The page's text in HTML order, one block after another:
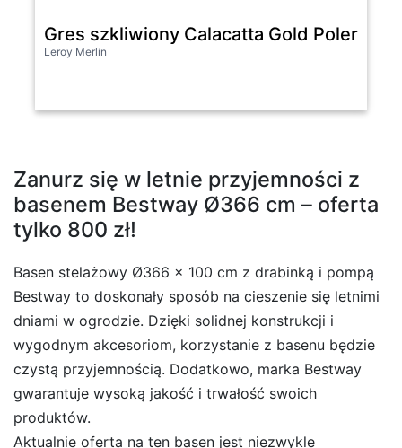
Gres szkliwiony Calacatta Gold Poler
Leroy Merlin
Zanurz się w letnie przyjemności z
basenem Bestway Ø366 cm – oferta
tylko 800 zł!
Basen stelażowy Ø366 x 100 cm z drabinką i pompą
Bestway to doskonały sposób na cieszenie się letnimi
dniami w ogrodzie. Dzięki solidnej konstrukcji i
wygodnym akcesoriom, korzystanie z basenu będzie
czystą przyjemnością. Dodatkowo, marka Bestway
gwarantuje wysoką jakość i trwałość swoich
produktów.
Aktualnie oferta na ten basen jest niezwykle